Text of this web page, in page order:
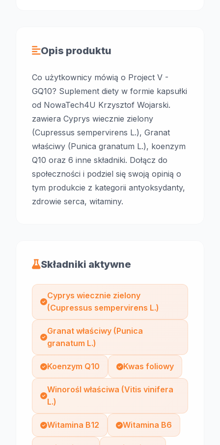
Opis produktu
Co użytkownicy mówią o Project V -
GQ10? Suplement diety w formie kapsułki
od NowaTech4U Krzysztof Wojarski.
zawiera Cyprys wiecznie zielony
(Cupressus sempervirens L.), Granat
właściwy (Punica granatum L.), koenzym
Q10 oraz 6 inne składniki. Dołącz do
społeczności i podziel się swoją opinią o
tym produkcie z kategorii antyoksydanty,
zdrowie serca, witaminy.
Składniki aktywne
Cyprys wiecznie zielony
(Cupressus sempervirens L.)
Granat właściwy (Punica
granatum L.)
Koenzym Q10 Kwas foliowy
Winorośl właściwa (Vitis vinifera
L.)
Witamina B12 Witamina B6